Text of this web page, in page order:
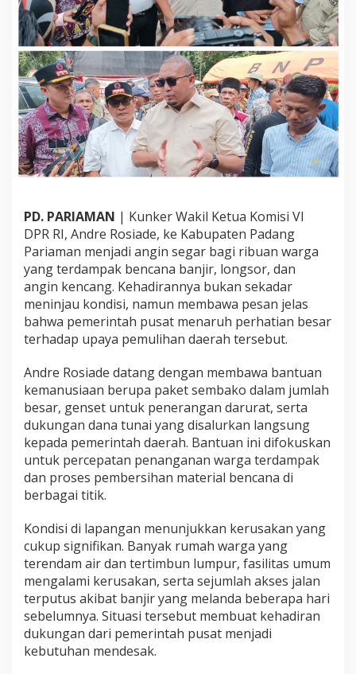
e
P
a
s
t
i
k
a
n
m
l
i
h
a
n
P
a
s
c
a
e
n
c
a
n
a
i
d
u
n
g
P
e
n
u
h
P
e
PD. PARIAMAN | Kunker Wakil Ketua Komisi VI
DPR RI, Andre Rosiade, ke Kabupaten Padang
Pariaman menjadi angin segar bagi ribuan warga
yang terdampak bencana banjir, longsor, dan
angin kencang. Kehadirannya bukan sekadar
meninjau kondisi, namun membawa pesan jelas
bahwa pemerintah pusat menaruh perhatian besar
terhadap upaya pemulihan daerah tersebut.
Andre Rosiade datang dengan membawa bantuan
kemanusiaan berupa paket sembako dalam jumlah
besar, genset untuk penerangan darurat, serta
dukungan dana tunai yang disalurkan langsung
kepada pemerintah daerah. Bantuan ini difokuskan
untuk percepatan penanganan warga terdampak
dan proses pembersihan material bencana di
berbagai titik.
Kondisi di lapangan menunjukkan kerusakan yang
cukup signifikan. Banyak rumah warga yang
terendam air dan tertimbun lumpur, fasilitas umum
mengalami kerusakan, serta sejumlah akses jalan
terputus akibat banjir yang melanda beberapa hari
sebelumnya. Situasi tersebut membuat kehadiran
dukungan dari pemerintah pusat menjadi
kebutuhan mendesak.